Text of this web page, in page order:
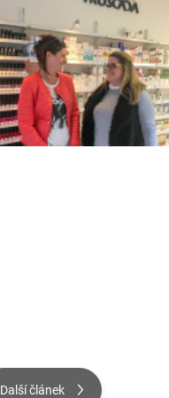
Další článek